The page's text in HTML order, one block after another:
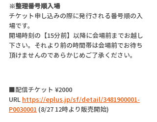
※整理番号順入場
チケット申し込みの際に発行される番号順の入
場です。
開場時刻の【15分前】以降に会場前までお越し
下さい。それより前の時間帯は会場前でお待ち
頂けませんのであらかじめご了承ください。
■配信チケット ¥2000
URL https://eplus.jp/sf/detail/3481900001-
P0030001 (8/27 12時より販売開始)